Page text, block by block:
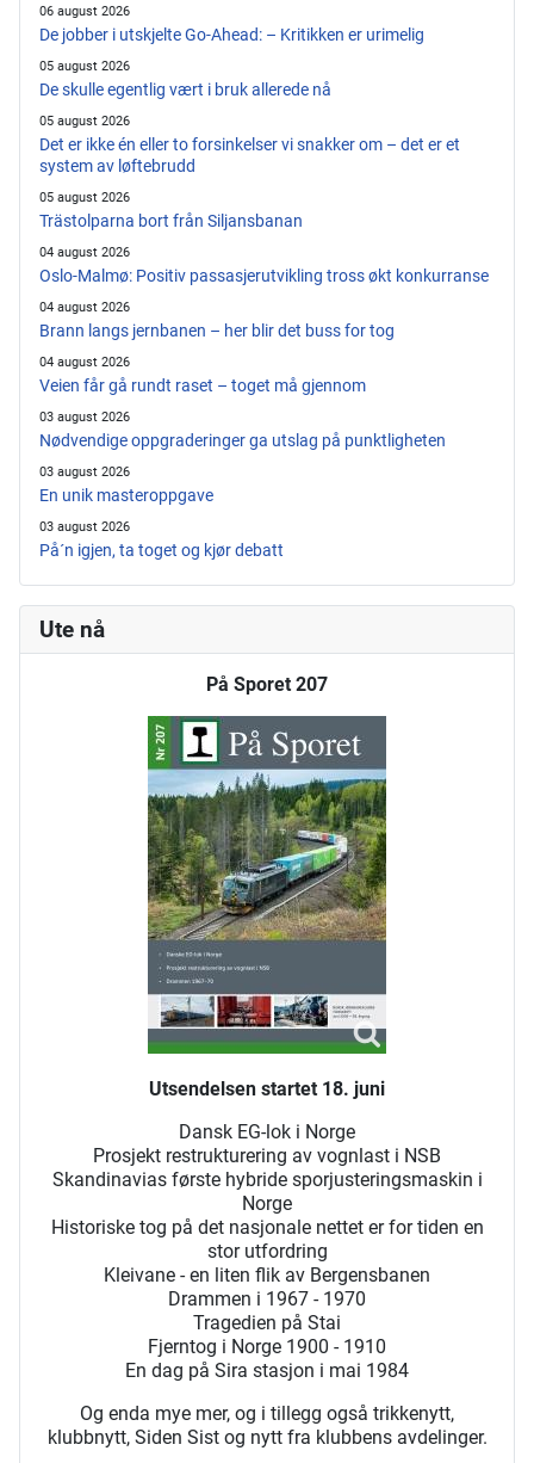
06 august 2026
De jobber i utskjelte Go-Ahead: – Kritikken er urimelig
05 august 2026
De skulle egentlig vært i bruk allerede nå
05 august 2026
Det er ikke én eller to forsinkelser vi snakker om – det er et
system av løftebrudd
05 august 2026
Trästolparna bort från Siljansbanan
04 august 2026
Oslo-Malmø: Positiv passasjerutvikling tross økt konkurranse
04 august 2026
Brann langs jernbanen – her blir det buss for tog
04 august 2026
Veien får gå rundt raset – toget må gjennom
03 august 2026
Nødvendige oppgraderinger ga utslag på punktligheten
03 august 2026
En unik masteroppgave
03 august 2026
På´n igjen, ta toget og kjør debatt
Ute nå
På Sporet 207
Utsendelsen startet 18. juni
Dansk EG-lok i Norge
Prosjekt restrukturering av vognlast i NSB
Skandinavias første hybride sporjusteringsmaskin i
Norge
Historiske tog på det nasjonale nettet er for tiden en
stor utfordring
Kleivane - en liten flik av Bergensbanen
Drammen i 1967 - 1970
Tragedien på Stai
Fjerntog i Norge 1900 - 1910
En dag på Sira stasjon i mai 1984
Og enda mye mer, og i tillegg også trikkenytt,
klubbnytt, Siden Sist og nytt fra klubbens avdelinger.